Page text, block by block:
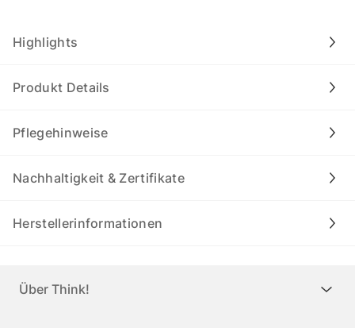
Highlights
Produkt Details
Pflegehinweise
Nachhaltigkeit & Zertifikate
Herstellerinformationen
Über Think!